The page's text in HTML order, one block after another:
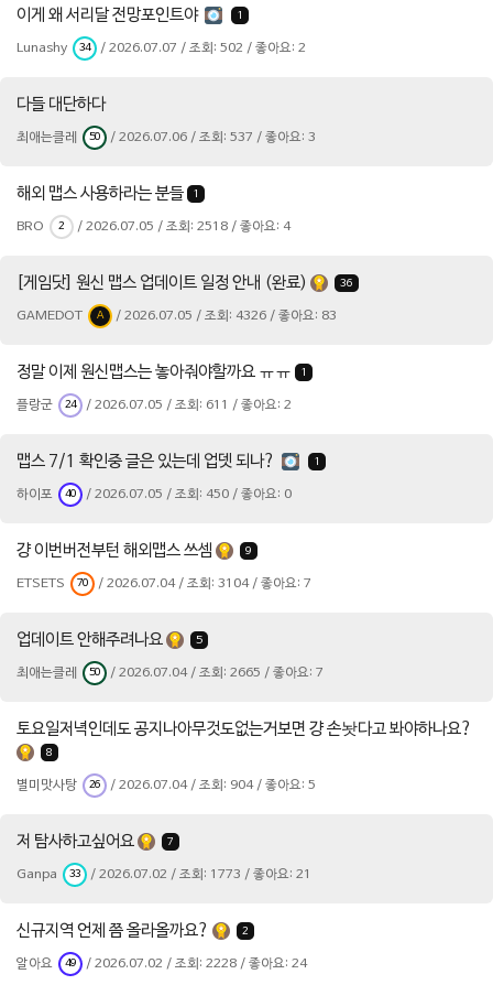
이게 왜 서리달 전망포인트야 1
Lunashy 34 / 2026.07.07 / 조회: 502 / 좋아요: 2
다들 대단하다
최애는클레 50 / 2026.07.06 / 조회: 537 / 좋아요: 3
해외 맵스 사용하라는 분들 1
BRO 2 / 2026.07.05 / 조회: 2518 / 좋아요: 4
[게임닷] 원신 맵스 업데이트 일정 안내 (완료) 36
GAMEDOT A / 2026.07.05 / 조회: 4326 / 좋아요: 83
정말 이제 원신맵스는 놓아줘야할까요 ㅠㅠ 1
플랑군 24 / 2026.07.05 / 조회: 611 / 좋아요: 2
맵스 7/1 확인중 글은 있는데 업뎃 되나? 1
하이포 40 / 2026.07.05 / 조회: 450 / 좋아요: 0
걍 이번버전부턴 해외맵스 쓰셈 9
ETSETS 70 / 2026.07.04 / 조회: 3104 / 좋아요: 7
업데이트 안해주려나요 5
최애는클레 50 / 2026.07.04 / 조회: 2665 / 좋아요: 7
토요일저녁인데도 공지나아무것도없는거보면 걍 손놧다고 봐야하나요?
8
별미맛사탕 26 / 2026.07.04 / 조회: 904 / 좋아요: 5
저 탐사하고싶어요 7
Ganpa 33 / 2026.07.02 / 조회: 1773 / 좋아요: 21
신규지역 언제 쯤 올라올까요? 2
알아요 49 / 2026.07.02 / 조회: 2228 / 좋아요: 24